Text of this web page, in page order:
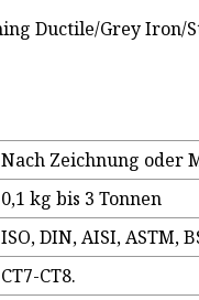
Nach Zeichnung oder
0,1 kg bis 3 Tonnen
ISO, DIN, AISI, ASTM,
CT7-CT8.